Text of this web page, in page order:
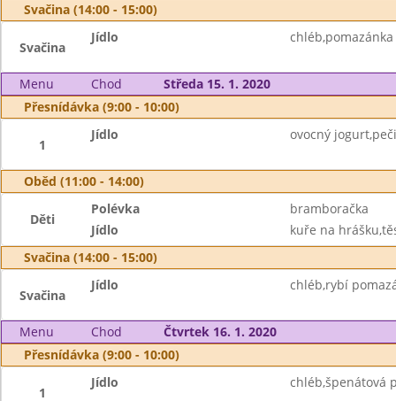
Svačina (14:00 - 15:00)
Svačina
Jídlo
Menu Chod
Středa 15. 1. 2020
Přesnídávka (9:00 - 10:00)
1
Jídlo ovocný
Oběd (11:00 - 14:00)
Děti
Polévka
bramboračka
Jídlo
kuře na
Svačina (14:00 - 15:00)
Svačina
Jídlo chléb,rybí
Menu Chod
Čtvrtek 16. 1. 2020
Přesnídávka (9:00 - 10:00)
1
Jídlo chléb,špenátová